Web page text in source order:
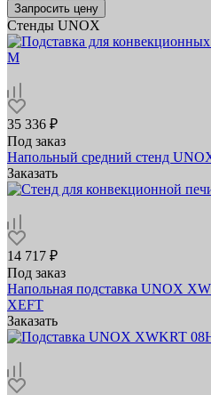
Запросить цену
Стенды UNOX
35 336 ₽
Под заказ
Напольный средний стенд
Заказать
14 717 ₽
Под заказ
Напольная подставка UNOX
XEFT
Заказать